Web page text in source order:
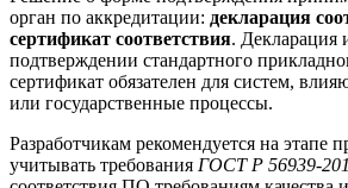
орган по аккредитации: декларация
сертификат соответствия. Декларация
подтверждении стандартного
сертификат обязателен для систем,
или государственные процессы.
Разработчикам рекомендуется на этапе
учитывать требования ГОСТ Р 56939-